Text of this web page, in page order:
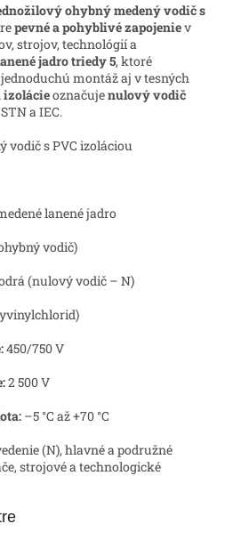
ohybný medený vodič s
pevné a pohyblivé zapojeniev
strojov, technológií a
jadro triedy 5, ktoré
montáž aj v tesných
izolácieoznačujenulový vodič
a IEC.
vodič s PVC izoláciou
lanené jadro
vodič)
(nulový vodič – N)
450/750 V
2 500 V
–5 °C až +70 °C
(N), hlavné a podružné
strojové a technologické